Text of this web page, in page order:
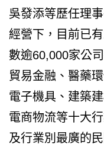
吳發添等歷任理
經營下，目前已
數逾60,000家公
貿易金融、醫藥
電子機具、建築
電商物流等十大
及行業別最廣的